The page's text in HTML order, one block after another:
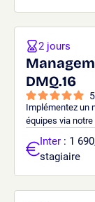
DMQ.16
5
Implémentez un
équipes via
2 jours
Inter : 1
stagiaire